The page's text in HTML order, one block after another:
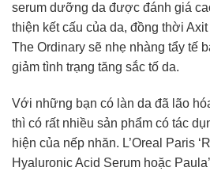
serum dưỡng da được đánh giá
thiện kết cấu của da, đồng thời
The Ordinary sẽ nhẹ nhàng tẩy tế
giảm tình trạng tăng sắc tố da.
Với những bạn có làn da đã lão
thì có rất nhiều sản phẩm có tác
hiện của nếp nhăn. L’Oreal Paris
Hyaluronic Acid Serum hoặc